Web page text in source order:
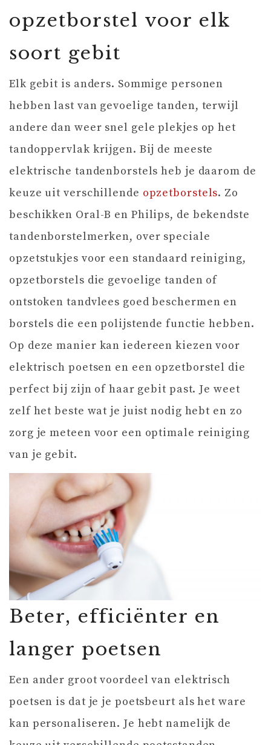
opzetborstel voor elk
soort gebit
Elk gebit is anders. Sommige personen
hebben last van gevoelige tanden, terwijl
andere dan weer snel gele plekjes op het
tandoppervlak krijgen. Bij de meeste
elektrische tandenborstels heb je daarom de
keuze uit verschillende opzetborstels. Zo
beschikken Oral-B en Philips, de bekendste
tandenborstelmerken, over speciale
opzetstukjes voor een standaard reiniging,
opzetborstels die gevoelige tanden of
ontstoken tandvlees goed beschermen en
borstels die een polijstende functie hebben.
Op deze manier kan iedereen kiezen voor
elektrisch poetsen en een opzetborstel die
perfect bij zijn of haar gebit past. Je weet
zelf het beste wat je juist nodig hebt en zo
zorg je meteen voor een optimale reiniging
van je gebit.
Beter, efficiënter en
langer poetsen
Een ander groot voordeel van elektrisch
poetsen is dat je je poetsbeurt als het ware
kan personaliseren. Je hebt namelijk de